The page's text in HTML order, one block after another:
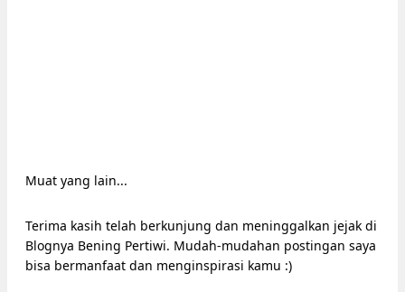
Muat yang lain...
Terima kasih telah berkunjung dan meninggalkan jejak di
Blognya Bening Pertiwi. Mudah-mudahan postingan saya
bisa bermanfaat dan menginspirasi kamu :)